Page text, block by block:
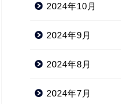
2024年10月
2024年9月
2024年8月
2024年7月